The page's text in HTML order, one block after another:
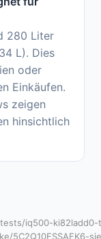
280 Liter
L). Dies
oder
Einkäufen.
zeigen
hinsichtlich
iq500-
5C2Q10FSSAFK6-